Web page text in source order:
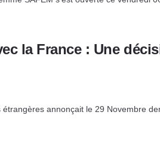
la France : Une
annonçait le 29 Novembre